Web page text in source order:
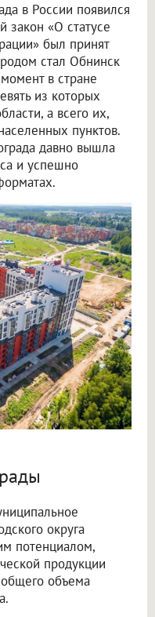
в России появился
закон «О статусе
был принят
стал Обнинск
в стране
из которых
а всего их,
пунктов.
давно вышла
и успешно
округа
потенциалом,
продукции
объема